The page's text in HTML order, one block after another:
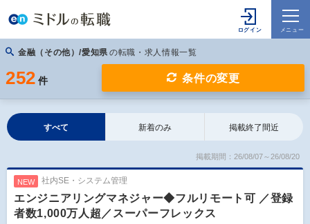
金融（その他）/愛知県 の転職・求人情報一覧
252 件 条件の変更
すべて 新着のみ 掲載終了間近
掲載期間：26/08/07～26/08/20
NEW 社内SE・システム管理
エンジニアリングマネジャー◆フルリモート可 ／登録
者数1,000万人超／スーパーフレックス